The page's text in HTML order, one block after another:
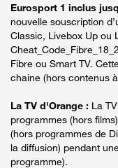
Eurosport 1 inclus
nouvelle souscription
Classic, Livebox Up ou
Fibre ou Smart TV.
chaine (hors contenus
La TV d'Orange : La
programmes (hors
(hors programmes de
la diffusion) pendant
programme).